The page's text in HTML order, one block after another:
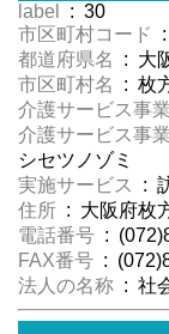
label
: 30
市区町村コード
都道府県名
: 大
市区町村名
: 枚
介護サービス事
介護サービス事
シセツノゾミ
実施サービス
:
住所 : 大阪府枚
電話番号 :
FAX番号 :
法人の名称 : 社